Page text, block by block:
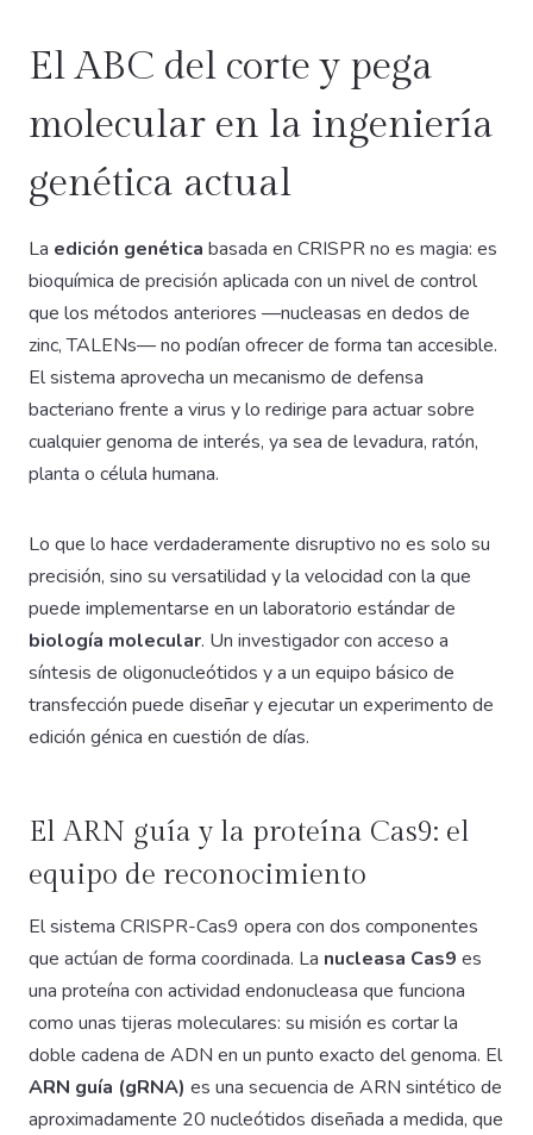
El ABC del corte y pega
molecular en la ingeniería
genética actual
La edición genética basada en CRISPR no es magia: es
bioquímica de precisión aplicada con un nivel de control
que los métodos anteriores —nucleasas en dedos de
zinc, TALENs— no podían ofrecer de forma tan accesible.
El sistema aprovecha un mecanismo de defensa
bacteriano frente a virus y lo redirige para actuar sobre
cualquier genoma de interés, ya sea de levadura, ratón,
planta o célula humana.
Lo que lo hace verdaderamente disruptivo no es solo su
precisión, sino su versatilidad y la velocidad con la que
puede implementarse en un laboratorio estándar de
biología molecular. Un investigador con acceso a
síntesis de oligonucleótidos y a un equipo básico de
transfección puede diseñar y ejecutar un experimento de
edición génica en cuestión de días.
El ARN guía y la proteína Cas9: el
equipo de reconocimiento
El sistema CRISPR-Cas9 opera con dos componentes
que actúan de forma coordinada. La nucleasa Cas9 es
una proteína con actividad endonucleasa que funciona
como unas tijeras moleculares: su misión es cortar la
doble cadena de ADN en un punto exacto del genoma. El
ARN guía (gRNA) es una secuencia de ARN sintético de
aproximadamente 20 nucleótidos diseñada a medida, que